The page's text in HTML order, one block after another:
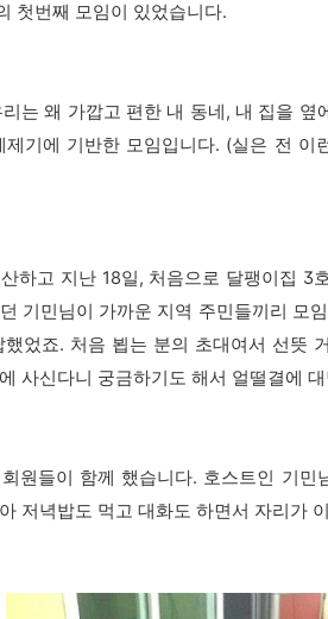
첫번째 모임이 있었습니다.
리는 왜 가깝고 편한 내 동네, 내 집을
제기에 기반한 모임입니다. (실은 전
하고 지난 18일, 처음으로 달팽이집 3
기민님이 가까운 지역 주민들끼리 모
었죠. 처음 뵙는 분의 초대여서 선뜻
사신다니 궁금하기도 해서 얼떨결에
원들이 함께 했습니다. 호스트인 기
저녁밥도 먹고 대화도 하면서 자리가